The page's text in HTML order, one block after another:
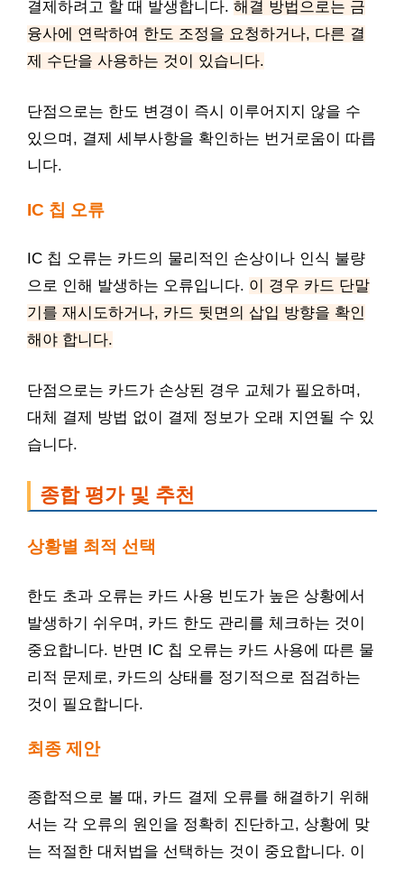
결제하려고 할 때 발생합니다. 해결 방법으로는 금
융사에 연락하여 한도 조정을 요청하거나, 다른 결
제 수단을 사용하는 것이 있습니다.
단점으로는 한도 변경이 즉시 이루어지지 않을 수
있으며, 결제 세부사항을 확인하는 번거로움이 따릅
니다.
IC 칩 오류
IC 칩 오류는 카드의 물리적인 손상이나 인식 불량
으로 인해 발생하는 오류입니다. 이 경우 카드 단말
기를 재시도하거나, 카드 뒷면의 삽입 방향을 확인
해야 합니다.
단점으로는 카드가 손상된 경우 교체가 필요하며,
대체 결제 방법 없이 결제 정보가 오래 지연될 수 있
습니다.
종합 평가 및 추천
상황별 최적 선택
한도 초과 오류는 카드 사용 빈도가 높은 상황에서
발생하기 쉬우며, 카드 한도 관리를 체크하는 것이
중요합니다. 반면 IC 칩 오류는 카드 사용에 따른 물
리적 문제로, 카드의 상태를 정기적으로 점검하는
것이 필요합니다.
최종 제안
종합적으로 볼 때, 카드 결제 오류를 해결하기 위해
서는 각 오류의 원인을 정확히 진단하고, 상황에 맞
는 적절한 대처법을 선택하는 것이 중요합니다. 이